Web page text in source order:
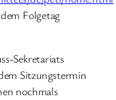
Folgetag
Sekretariats
Sitzungstermin
nochmals